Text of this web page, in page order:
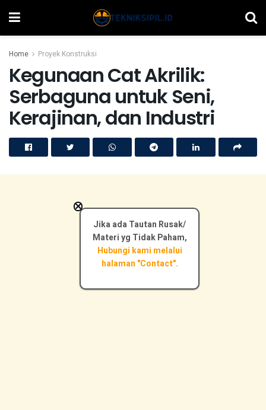
Home Proyek Konstruksi
Kegunaan Cat Akrilik:
Serbaguna untuk Seni,
Kerajinan, dan Industri
Jika ada Tautan Rusak/
Materi yg Tidak Paham,
Hubungi kami melalui
halaman "Contact".
×